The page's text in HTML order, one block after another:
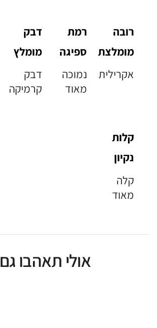
רובה
מומלצת
אקרילית
רמת
ספיגה
נמוכה
מאוד
דבק
מומלץ
דבק
קרמיקה
קלות
נקיון
קלה
מאוד
אולי תאהבו גם